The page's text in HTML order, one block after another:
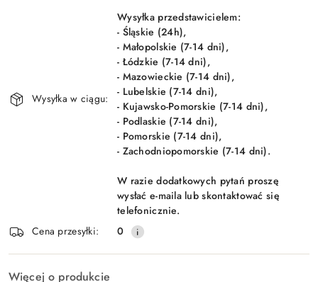
Wyślij
Wysyłka w ciągu:
Wysyłka przedstawicielem:
- Śląskie (24h),
- Małopolskie (7-14 dni),
- Łódzkie (7-14 dni),
- Mazowieckie (7-14 dni),
- Lubelskie (7-14 dni),
- Kujawsko-Pomorskie (7-14 dni),
- Podlaskie (7-14 dni),
- Pomorskie (7-14 dni),
- Zachodniopomorskie (7-14 dni).
W razie dodatkowych pytań proszę
wysłać e-maila lub skontaktować się
telefonicznie.
Cena przesyłki:
0
Więcej o produkcie